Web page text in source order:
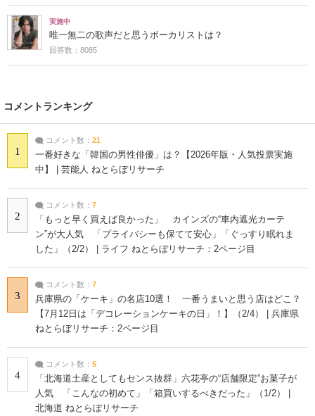
実施中
唯一無二の歌声だと思うボーカリストは？
回答数：8085
コメントランキング
1
コメント数： 21
一番好きな「韓国の男性俳優」は？【2026年版・人気投票実施
中】 | 芸能人 ねとらぼリサーチ
2
コメント数： 7
「もっと早く買えば良かった」 カインズの“車内遮光カーテ
ン”が大人気 「プライバシーも保てて安心」「ぐっすり眠れま
した」（2/2） | ライフ ねとらぼリサーチ：2ページ目
3
コメント数： 7
兵庫県の「ケーキ」の名店10選！ 一番うまいと思う店はどこ？
【7月12日は「デコレーションケーキの日」！】（2/4） | 兵庫県
ねとらぼリサーチ：2ページ目
4
コメント数： 5
「北海道土産としてもセンス抜群」六花亭の“店舗限定”お菓子が
人気 「こんなの初めて」「箱買いするべきだった」（1/2） |
北海道 ねとらぼリサーチ